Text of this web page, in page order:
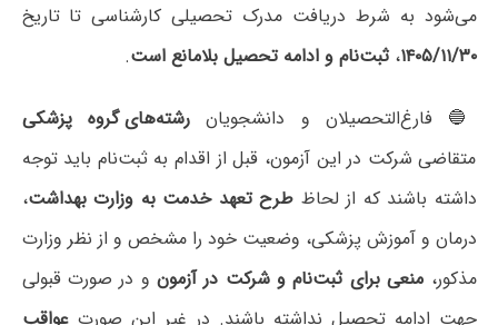
می‌شود به شرط دریافت مدرک تحصیلی کارشناسی تا تاریخ
۱۴۰۵/۱۱/۳۰،ثبت‌نام و ادامه تحصیل بلامانع است.
🔵 فارغ‌التحصیلان و دانشجویانرشته‌های گروه پزشکی
متقاضی شرکت در این آزمون، قبل از اقدام به ثبت‌نام باید توجه
داشته باشند که از لحاظ طرح تعهد خدمت به وزارت بهداشت،
درمان و آموزش پزشکی، وضعیت خود را مشخص و از نظر وزارت
مذکور، منعی برای ثبت‌نام و شرکت در آزمون و در صورت قبولی
جهت ادامه تحصیل نداشته باشند. در غیر این صورتعواقب